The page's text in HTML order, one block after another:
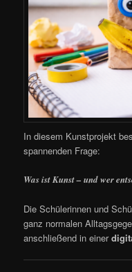
In diesem Kunstprojekt
spannenden Frage:
Was ist Kunst – und wer
Die Schülerinnen und
ganz normalen
anschließend in einer